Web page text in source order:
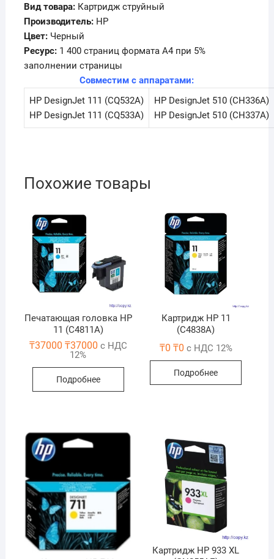
Вид товара: Картридж струйный
Производитель: HP
Цвет: Черный
Ресурс: 1 400 страниц формата А4 при 5%
заполнении страницы
Совместим с аппаратами:
HP DesignJet 111 (CQ532A)
HP DesignJet 111 (CQ533A)
HP DesignJet 510 (CH336A)
HP DesignJet 510 (CH337A)
Похожие товары
Печатающая головка HP
11 (C4811A)
₸37000 ₸37000 с НДС
12%
Подробнее
Картридж HP 11
(C4838A)
₸0 ₸0 с НДС 12%
Подробнее
Картридж HP 933 XL